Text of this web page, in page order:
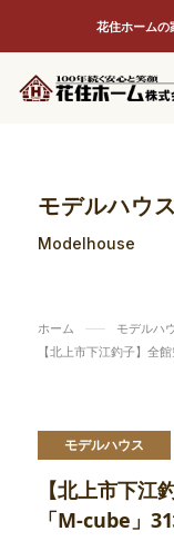
花住ホームの
モデルハウス
Modelhouse
ホーム モデルハ
【北上市下江釣子】全
モデルハウス
【北上市下江
「M-cube」